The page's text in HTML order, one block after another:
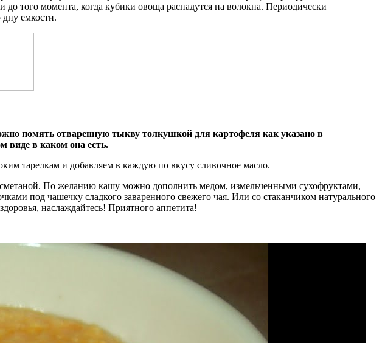
того момента, когда кубики овоща распадутся на волокна. Периодически
емкости.
помять отваренную тыкву толкушкой для картофеля как указано в
виде в каком она есть.
тарелкам и добавляем в каждую по вкусу сливочное масло.
По желанию кашу можно дополнить медом, измельченными сухофруктами,
под чашечку сладкого заваренного свежего чая. Или со стаканчиком натурального
наслаждайтесь! Приятного аппетита!